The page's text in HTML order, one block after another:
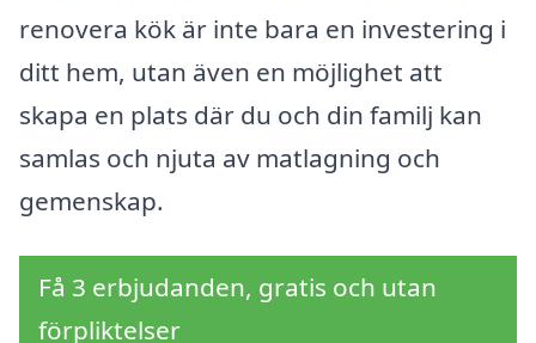
renovera kök är inte bara en investering i
ditt hem, utan även en möjlighet att
skapa en plats där du och din familj kan
samlas och njuta av matlagning och
gemenskap.
Få 3 erbjudanden, gratis och utan
förpliktelser